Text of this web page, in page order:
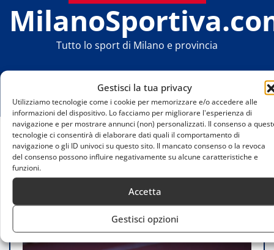
Gestisci la tua privacy
Utilizziamo tecnologie come i cookie per memorizzare e/o accedere alle
informazioni del dispositivo. Lo facciamo per migliorare l'esperienza di
navigazione e per mostrare annunci (non) personalizzati. Il consenso a
tecnologie ci consentirà di elaborare dati quali il comportamento di
navigazione o gli ID univoci su questo sito. Il mancato consenso o la revoca
del consenso possono influire negativamente su alcune caratteristiche e
funzioni.
Accetta
Gestisci opzioni
Tutto lo sport di Milano e provincia
Home
Gli eventi annuali di baseball al Kennedy Sports
Center